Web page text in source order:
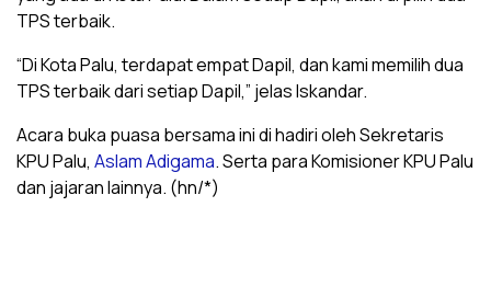
TPS terbaik.
“Di Kota Palu, terdapat empat Dapil, dan kami memilih dua
TPS terbaik dari setiap Dapil,” jelas Iskandar.
Acara buka puasa bersama ini di hadiri oleh Sekretaris
KPU Palu, Aslam Adigama. Serta para Komisioner KPU Palu
dan jajaran lainnya. (hn/*)